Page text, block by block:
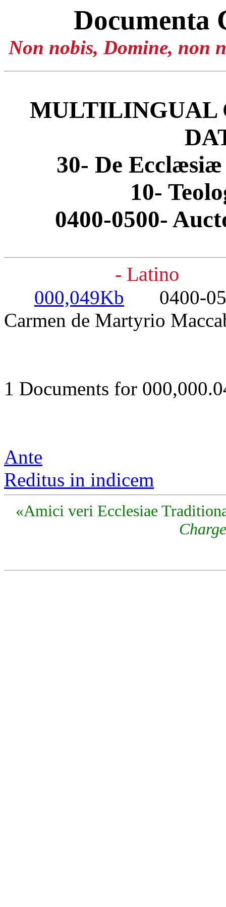
Documenta
Non nobis, Domine, non
MULTILINGUAL
30- De
10-
0400-0500-
- Latino
000,049Kb 0400-
Carmen de Martyrio
1 Documents for
Ante
Reditus in indicem
«Amici veri Ecclesiae